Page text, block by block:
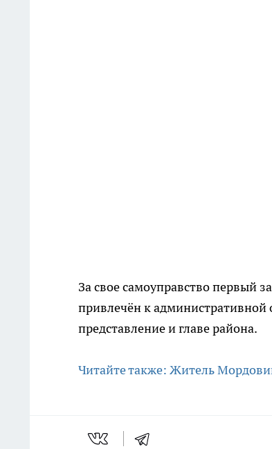
За свое самоуправство первый
привлечён к административной
представление и главе района.
Читайте также: Житель